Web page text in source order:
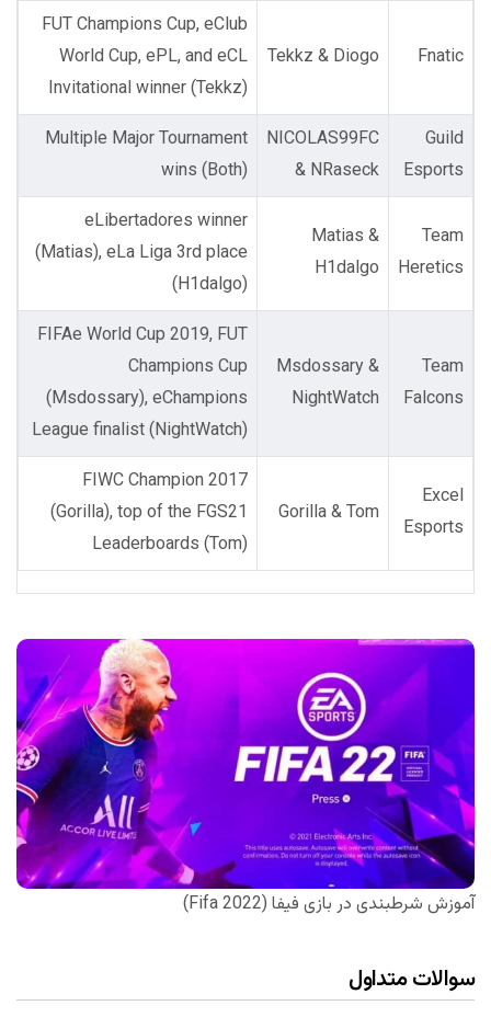
Fnatic
Tekkz & Diogo
FUT Champions Cup, eClub
World Cup, ePL, and eCL
Invitational winner (Tekkz)
Guild
Esports
NICOLAS99FC
& NRaseck
Multiple Major Tournament
wins (Both)
Team
Heretics
Matias &
H1dalgo
eLibertadores winner
(Matias), eLa Liga 3rd place
(H1dalgo)
Team
Falcons
Msdossary &
NightWatch
FIFAe World Cup 2019, FUT
Champions Cup
(Msdossary), eChampions
League finalist (NightWatch)
Excel
Esports
Gorilla & Tom
2017 FIWC Champion
(Gorilla), top of the FGS21
Leaderboards (Tom)
آموزش شرطبندی در بازی فیفا (Fifa 2022)
سوالات متداول